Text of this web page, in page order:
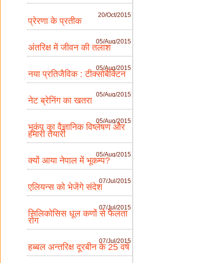
20/Oct/2015
प्रेरणा के प्रतीक
05/Aug/2015
अंतरिक्ष में जीवन की तलाश
05/Aug/2015
नया प्रतिजैविक : टीक्सोबैक्टिन
05/Aug/2015
नेट ब्रेनिंग का खतरा
05/Aug/2015
भूकंप का वैज्ञानिक विष्लेषण और
हमारी तैयारी
05/Aug/2015
क्यों आया नेपाल में भूकम्प?
07/Jul/2015
एलियन्स को भेजेंगे संदेश
07/Jul/2015
सिलिकोसिस धूल कणों से फैलता
रोग
07/Jul/2015
हब्बल अन्तरिक्ष दूरबीन के 25 वर्ष